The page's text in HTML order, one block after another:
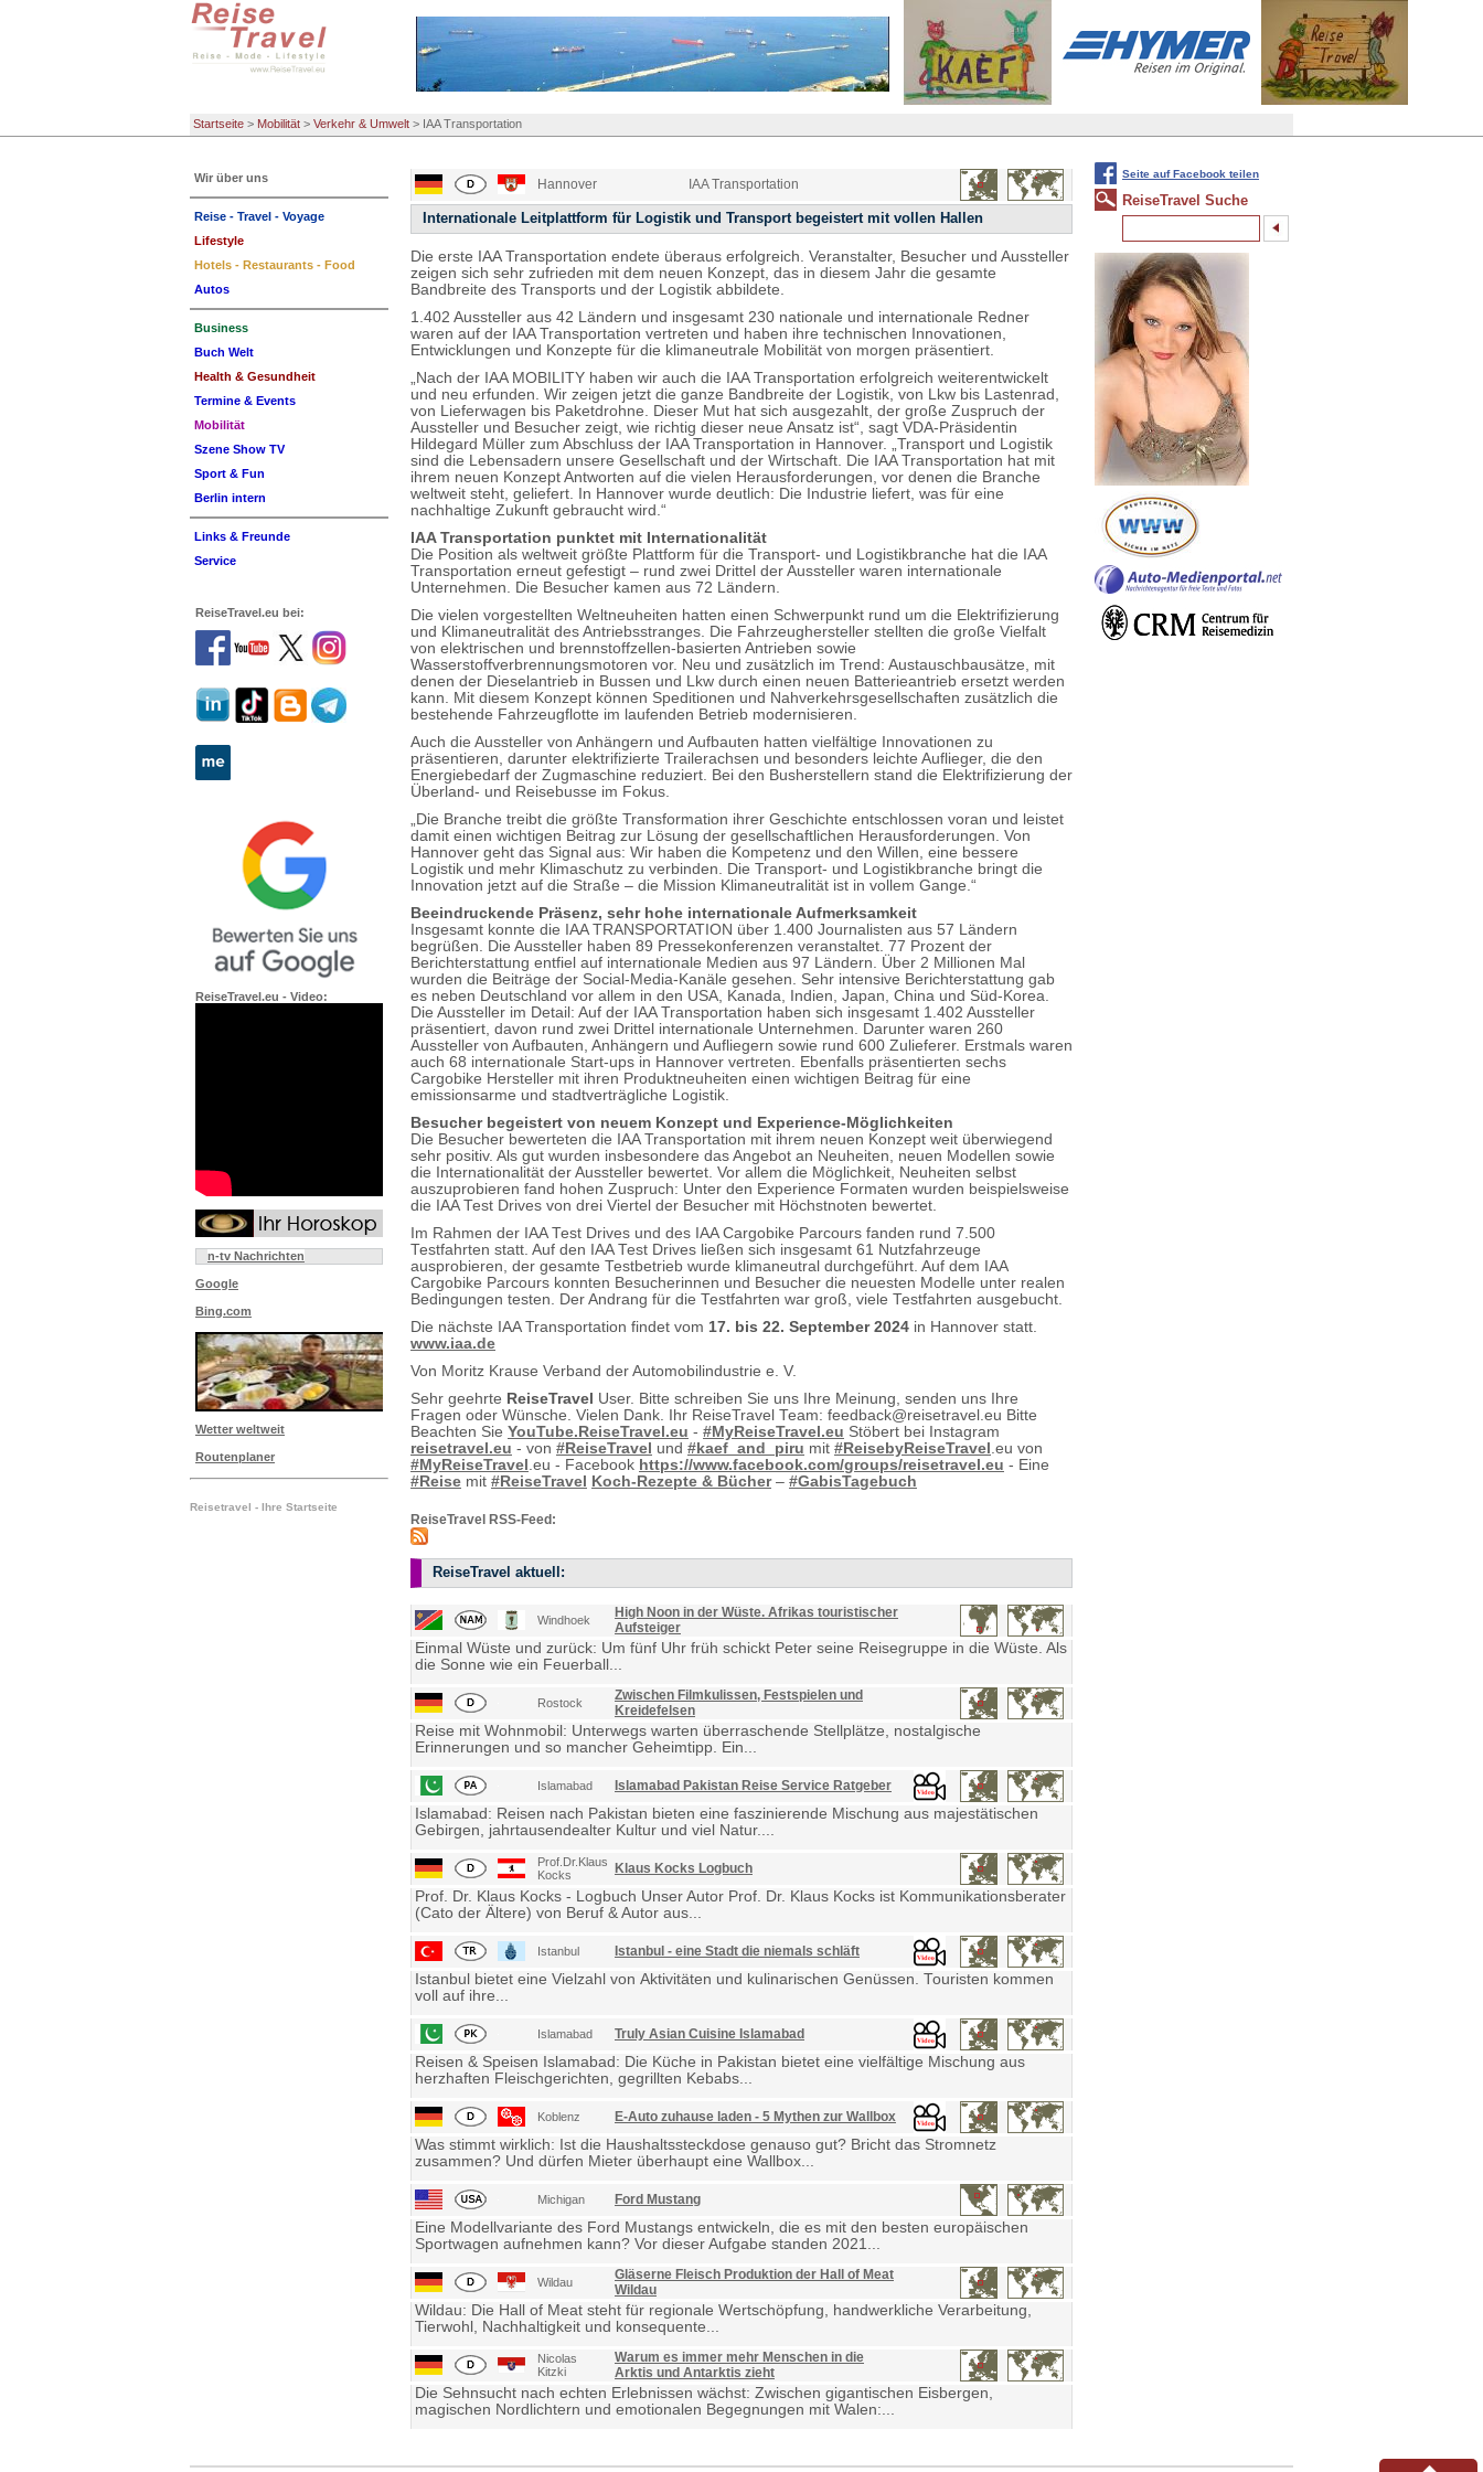
Startseite > Mobilität > Verkehr & Umwelt > IAA Transportation
Hannover IAA Transportation
Internationale Leitplattform für Logistik und Transport begeistert mit vollen Hallen
Die erste IAA Transportation endete überaus erfolgreich. Veranstalter, Besucher und Aussteller
zeigen sich sehr zufrieden mit dem neuen Konzept, das in diesem Jahr die gesamte
Bandbreite des Transports und der Logistik abbildete.
1.402 Aussteller aus 42 Ländern und insgesamt 230 nationale und internationale Redner
waren auf der IAA Transportation vertreten und haben ihre technischen Innovationen,
Entwicklungen und Konzepte für die klimaneutrale Mobilität von morgen präsentiert.
„Nach der IAA MOBILITY haben wir auch die IAA Transportation erfolgreich weiterentwickelt
und neu erfunden. Wir zeigen jetzt die ganze Bandbreite der Logistik, von Lkw bis Lastenrad,
von Lieferwagen bis Paketdrohne. Dieser Mut hat sich ausgezahlt, der große Zuspruch der
Aussteller und Besucher zeigt, wie richtig dieser neue Ansatz ist“, sagt VDA-Präsidentin
Hildegard Müller zum Abschluss der IAA Transportation in Hannover. „Transport und Logistik
sind die Lebensadern unsere Gesellschaft und der Wirtschaft. Die IAA Transportation hat mit
ihrem neuen Konzept Antworten auf die vielen Herausforderungen, vor denen die Branche
weltweit steht, geliefert. In Hannover wurde deutlich: Die Industrie liefert, was für eine
nachhaltige Zukunft gebraucht wird.“
IAA Transportation punktet mit Internationalität
Die Position als weltweit größte Plattform für die Transport- und Logistikbranche hat die IAA
Transportation erneut gefestigt – rund zwei Drittel der Aussteller waren internationale
Unternehmen. Die Besucher kamen aus 72 Ländern.
Die vielen vorgestellten Weltneuheiten hatten einen Schwerpunkt rund um die Elektrifizierung
und Klimaneutralität des Antriebsstranges. Die Fahrzeughersteller stellten die große Vielfalt
von elektrischen und brennstoffzellen-basierten Antrieben sowie
Wasserstoffverbrennungsmotoren vor. Neu und zusätzlich im Trend: Austauschbausätze, mit
denen der Dieselantrieb in Bussen und Lkw durch einen neuen Batterieantrieb ersetzt werden
kann. Mit diesem Konzept können Speditionen und Nahverkehrsgesellschaften zusätzlich die
bestehende Fahrzeugflotte im laufenden Betrieb modernisieren.
Auch die Aussteller von Anhängern und Aufbauten hatten vielfältige Innovationen zu
präsentieren, darunter elektrifizierte Trailerachsen und besonders leichte Auflieger, die den
Energiebedarf der Zugmaschine reduziert. Bei den Busherstellern stand die Elektrifizierung der
Überland- und Reisebusse im Fokus.
„Die Branche treibt die größte Transformation ihrer Geschichte entschlossen voran und leistet
damit einen wichtigen Beitrag zur Lösung der gesellschaftlichen Herausforderungen. Von
Hannover geht das Signal aus: Wir haben die Kompetenz und den Willen, eine bessere
Logistik und mehr Klimaschutz zu verbinden. Die Transport- und Logistikbranche bringt die
Innovation jetzt auf die Straße – die Mission Klimaneutralität ist in vollem Gange.“
Beeindruckende Präsenz, sehr hohe internationale Aufmerksamkeit
Insgesamt konnte die IAA TRANSPORTATION über 1.400 Journalisten aus 57 Ländern
begrüßen. Die Aussteller haben 89 Pressekonferenzen veranstaltet. 77 Prozent der
Berichterstattung entfiel auf internationale Medien aus 97 Ländern. Über 2 Millionen Mal
wurden die Beiträge der Social-Media-Kanäle gesehen. Sehr intensive Berichterstattung gab
es neben Deutschland vor allem in den USA, Kanada, Indien, Japan, China und Süd-Korea.
Die Aussteller im Detail: Auf der IAA Transportation haben sich insgesamt 1.402 Aussteller
präsentiert, davon rund zwei Drittel internationale Unternehmen. Darunter waren 260
Aussteller von Aufbauten, Anhängern und Aufliegern sowie rund 600 Zulieferer. Erstmals waren
auch 68 internationale Start-ups in Hannover vertreten. Ebenfalls präsentierten sechs
Cargobike Hersteller mit ihren Produktneuheiten einen wichtigen Beitrag für eine
emissionsarme und stadtverträgliche Logistik.
Besucher begeistert von neuem Konzept und Experience-Möglichkeiten
Die Besucher bewerteten die IAA Transportation mit ihrem neuen Konzept weit überwiegend
sehr positiv. Als gut wurden insbesondere das Angebot an Neuheiten, neuen Modellen sowie
die Internationalität der Aussteller bewertet. Vor allem die Möglichkeit, Neuheiten selbst
auszuprobieren fand hohen Zuspruch: Unter den Experience Formaten wurden beispielsweise
die IAA Test Drives von drei Viertel der Besucher mit Höchstnoten bewertet.
Im Rahmen der IAA Test Drives und des IAA Cargobike Parcours fanden rund 7.500
Testfahrten statt. Auf den IAA Test Drives ließen sich insgesamt 61 Nutzfahrzeuge
ausprobieren, der gesamte Testbetrieb wurde klimaneutral durchgeführt. Auf dem IAA
Cargobike Parcours konnten Besucherinnen und Besucher die neuesten Modelle unter realen
Bedingungen testen. Der Andrang für die Testfahrten war groß, viele Testfahrten ausgebucht.
Die nächste IAA Transportation findet vom 17. bis 22. September 2024 in Hannover statt.
www.iaa.de
Von Moritz Krause Verband der Automobilindustrie e. V.
Sehr geehrte ReiseTravel User. Bitte schreiben Sie uns Ihre Meinung, senden uns Ihre
Fragen oder Wünsche. Vielen Dank. Ihr ReiseTravel Team: feedback@reisetravel.eu Bitte
Beachten Sie YouTube.ReiseTravel.eu - #MyReiseTravel.eu Stöbert bei Instagram
reisetravel.eu - von #ReiseTravel und #kaef_and_piru mit #ReisebyReiseTravel .eu von
#MyReiseTravel .eu - Facebook https://www.facebook.com/groups/reisetravel.eu - Eine
#Reise mit #ReiseTravel Koch-Rezepte & Bücher– #GabisTagebuch
ReiseTravel RSS-Feed:
ReiseTravel aktuell:
Windhoek
High Noon in der Wüste. Afrikas touristischer
Aufsteiger
Einmal Wüste und zurück: Um fünf Uhr früh schickt Peter seine Reisegruppe in die Wüste. Als
die Sonne wie ein Feuerball...
Rostock
Zwischen Filmkulissen, Festspielen und
Kreidefelsen
Reise mit Wohnmobil: Unterwegs warten überraschende Stellplätze, nostalgische
Erinnerungen und so mancher Geheimtipp. Ein...
Islamabad Islamabad Pakistan Reise Service Ratgeber
Islamabad: Reisen nach Pakistan bieten eine faszinierende Mischung aus majestätischen
Gebirgen, jahrtausendealter Kultur und viel Natur....
Prof.Dr.Klaus
Kocks
Klaus Kocks Logbuch
Prof. Dr. Klaus Kocks - Logbuch Unser Autor Prof. Dr. Klaus Kocks ist Kommunikationsberater
(Cato der Ältere) von Beruf & Autor aus...
Istanbul Istanbul - eine Stadt die niemals schläft
Istanbul bietet eine Vielzahl von Aktivitäten und kulinarischen Genüssen. Touristen kommen
voll auf ihre...
Islamabad Truly Asian Cuisine Islamabad
Reisen & Speisen Islamabad: Die Küche in Pakistan bietet eine vielfältige Mischung aus
herzhaften Fleischgerichten, gegrillten Kebabs...
Koblenz E-Auto zuhause laden - 5 Mythen zur Wallbox
Was stimmt wirklich: Ist die Haushaltssteckdose genauso gut? Bricht das Stromnetz
zusammen? Und dürfen Mieter überhaupt eine Wallbox...
Michigan Ford Mustang
Eine Modellvariante des Ford Mustangs entwickeln, die es mit den besten europäischen
Sportwagen aufnehmen kann? Vor dieser Aufgabe standen 2021...
Wildau
Gläserne Fleisch Produktion der Hall of Meat
Wildau
Wildau: Die Hall of Meat steht für regionale Wertschöpfung, handwerkliche Verarbeitung,
Tierwohl, Nachhaltigkeit und konsequente...
Nicolas
Kitzki
Warum es immer mehr Menschen in die
Arktis und Antarktis zieht
Die Sehnsucht nach echten Erlebnissen wächst: Zwischen gigantischen Eisbergen,
magischen Nordlichtern und emotionalen Begegnungen mit Walen:...
Wir über uns
Reise - Travel - Voyage
Lifestyle
Hotels - Restaurants - Food
Autos
Business
Buch Welt
Health & Gesundheit
Termine & Events
Mobilität
Szene Show TV
Sport & Fun
Berlin intern
Links & Freunde
Service
ReiseTravel.eu bei:
ReiseTravel.eu - Video:
n-tv Nachrichten
Google
Bing.com
Wetter weltweit
Routenplaner
Reisetravel - Ihre Startseite
Seite auf Facebook teilen
ReiseTravel Suche